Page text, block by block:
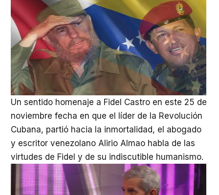
Un sentido homenaje a Fidel Castro en este 25 de
noviembre fecha en que el líder de la Revolución
Cubana, partió hacia la inmortalidad, el abogado
y escritor venezolano Alirio Almao habla de las
virtudes de Fidel y de su indiscutible humanismo.